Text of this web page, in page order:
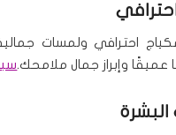
احترافي ولمسات جمالية
وإبراز جمال ملامحك.